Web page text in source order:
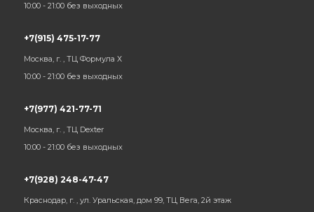
10:00 - 21:00 без выходных
+7(915) 475-17-77
Москва, г. , ТЦ Формула Х
10:00 - 21:00 без выходных
+7(977) 421-77-71
Москва, г. , ТЦ Dexter
10:00 - 21:00 без выходных
+7(928) 248-47-47
Краснодар, г. , ул. Уральская, дом 99, ТЦ Вега, 2й этаж